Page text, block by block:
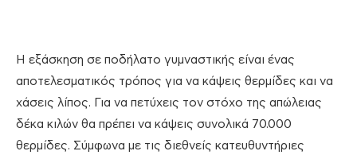
Η εξάσκηση σε ποδήλατο γυμναστικής είναι ένας
αποτελεσματικός τρόπος για να κάψεις θερμίδες και να
χάσεις λίπος. Για να πετύχεις τον στόχο της απώλειας
δέκα κιλών θα πρέπει να κάψεις συνολικά 70.000
θερμίδες. Σύμφωνα με τις διεθνείς κατευθυντήριες